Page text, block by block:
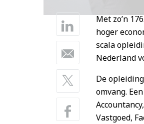
Met zo’n
hoger
scala
Nederland
De
omvang.
Vastgoed,